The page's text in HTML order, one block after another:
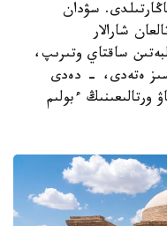
سۋدان
شارالار
ساقتاي وتىرىپ،
ەتەدى، - دەدى
ورتالىعىنىڭ ءبولىم